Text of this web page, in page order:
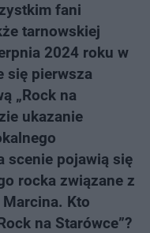
fani
tarnowskiej
2024 roku w
się pierwsza
„Rock na
ukazanie
scenie pojawią się
rocka związane z
Kto
na Starówce”?